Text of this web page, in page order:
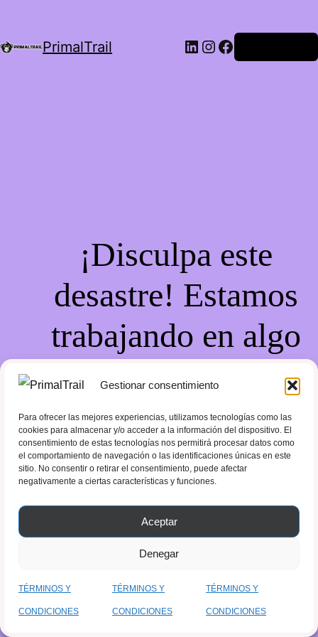
Gestionar consentimiento
Para ofrecer las mejores experiencias, utilizamos tecnologías como las
cookies para almacenar y/o acceder a la información del dispositivo. El
consentimiento de estas tecnologías nos permitirá procesar datos como
el comportamiento de navegación o las identificaciones únicas en este
sitio. No consentir o retirar el consentimiento, puede afectar
negativamente a ciertas características y funciones.
Aceptar
Denegar
TÉRMINOS Y
CONDICIONES
TÉRMINOS Y
CONDICIONES
TÉRMINOS Y
CONDICIONES
PrimalTrail LinkedIn
Instagram
Facebook
¡Disculpa este
desastre! Estamos
trabajando en algo
increíble, ¡vuelve
pronto!